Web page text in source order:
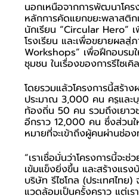
นอกเหนือจากการพัฒนาโคร
หลักการคัดแยกขยะพลาสติก
นักเรียน “Circular Hero”
โรงเรียน และเพื่อขยายผล
Workshops” เพื่อฝึกอบรม
ชุมชน ในเรื่องของการรีไซ
โดยรวมแล้วโครงการนี้สร้าง
ประมาณ 3,000 คน ครูและ
ท้องถิ่น 50 คน รวมถึงเยาว
อีกราว 12,000 คน ซึ่งส่วน
หมายที่จะเข้าถึงผู้คนผ่านช่อ
“เราเชื่อมั่นว่าโครงการนี้จ
เข้มแข็งยิ่งขึ้น และสร้างแร
บริษัท รีไซโกล (ประเทศไทย
แวดล้อมเป็นครั้งคราว แต่เ